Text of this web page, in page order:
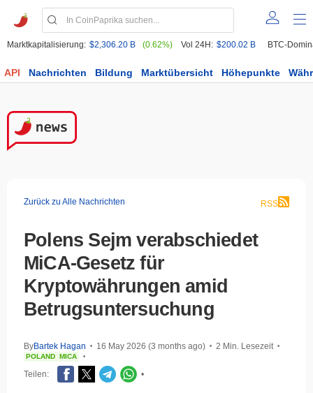
Marktkapitalisierung: $2,306.20 B (0.62%) Vol 24H: $200.02 B BTC-
API Nachrichten Bildung Marktübersicht Höhepunkte
Zurück zu Alle Nachrichten RSS
Polens Sejm verabschiedet
MiCA-Gesetz für
Kryptowährungen amid
Betrugsuntersuchung
ByBartek Hagan • 16 May 2026 (3 months ago) • 2 Min. Lesezeit •
POLAND MICA •
Teilen: •